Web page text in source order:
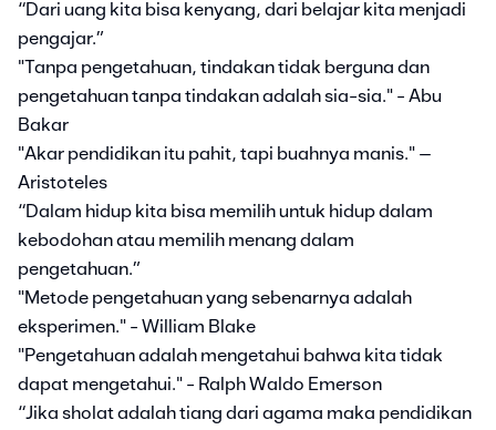
“Dari uang kita bisa kenyang, dari belajar kita menjadi
pengajar.”
"Tanpa pengetahuan, tindakan tidak berguna dan
pengetahuan tanpa tindakan adalah sia-sia." - Abu
Bakar
"Akar pendidikan itu pahit, tapi buahnya manis." –
Aristoteles
“Dalam hidup kita bisa memilih untuk hidup dalam
kebodohan atau memilih menang dalam
pengetahuan.”
"Metode pengetahuan yang sebenarnya adalah
eksperimen." - William Blake
"Pengetahuan adalah mengetahui bahwa kita tidak
dapat mengetahui." - Ralph Waldo Emerson
“Jika sholat adalah tiang dari agama maka pendidikan